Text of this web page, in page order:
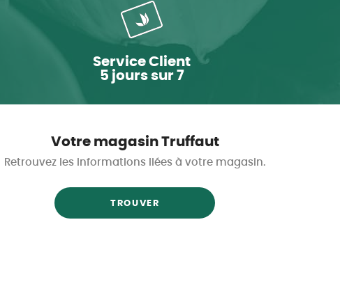
Service Client
5 jours sur 7
Votre magasin Truffaut
Retrouvez les informations liées à votre magasin.
TROUVER